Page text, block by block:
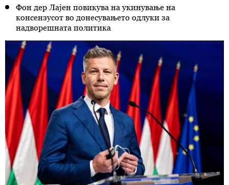
Фон дер Лајен повикува на укинување на
консензусот во донесувањето одлуки за
надворешната политика